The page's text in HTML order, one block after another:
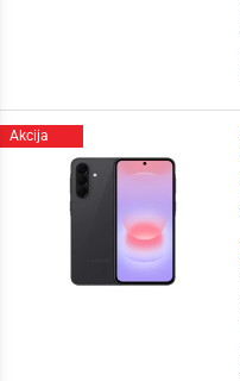
Akcija